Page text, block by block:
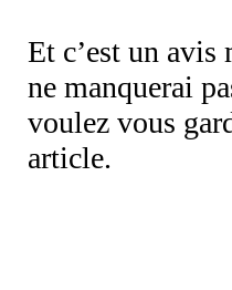
Et c’est un
ne manquerai
voulez vous
article.